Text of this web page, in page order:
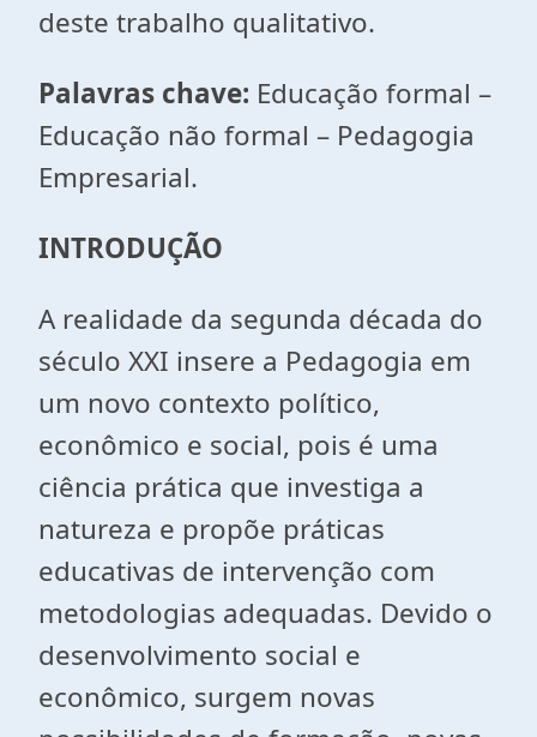
deste trabalho qualitativo.
Palavras chave: Educação formal –
Educação não formal – Pedagogia
Empresarial.
INTRODUÇÃO
A realidade da segunda década do
século XXI insere a Pedagogia em
um novo contexto político,
econômico e social, pois é uma
ciência prática que investiga a
natureza e propõe práticas
educativas de intervenção com
metodologias adequadas. Devido o
desenvolvimento social e
econômico, surgem novas